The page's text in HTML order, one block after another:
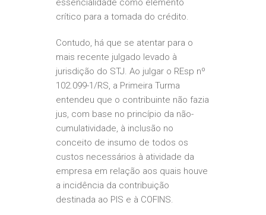
essencialidade como elemento
crítico para a tomada do crédito.
Contudo, há que se atentar para o
mais recente julgado levado à
jurisdição do STJ. Ao julgar o REsp nº
102.099-1/RS, a Primeira Turma
entendeu que o contribuinte não fazia
jus, com base no princípio da não-
cumulatividade, à inclusão no
conceito de insumo de todos os
custos necessários à atividade da
empresa em relação aos quais houve
a incidência da contribuição
destinada ao PIS e à COFINS.